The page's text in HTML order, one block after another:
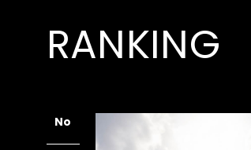
RANKING
No